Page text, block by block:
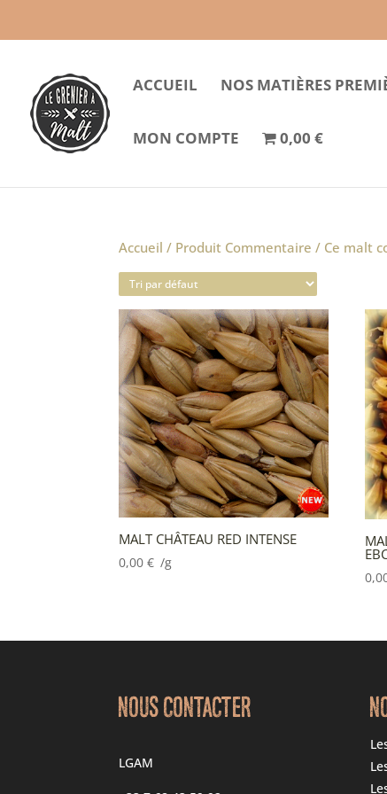
ACCUEIL NOS MATIÈRES
MON COMPTE 0,00 €
Accueil / Produit Commentaire / Ce malt
MALT CHÂTEAU RED INTENSE
0,00€ /g
NOUS CONTACTER
LGAM